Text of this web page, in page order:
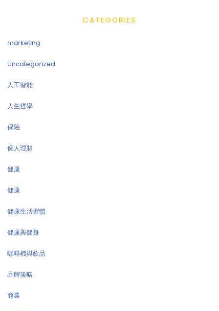
CATEGORIES
marketing
Uncategorized
人工智能
人生哲學
保險
個人理財
健康
健康
健康生活習慣
健康與健身
咖啡機與飲品
品牌策略
商業